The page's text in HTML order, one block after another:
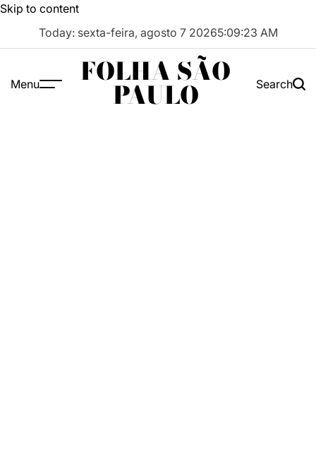
Skip to content
Today: sexta-feira, agosto 7 20265:09:24 AM
Menu FOLHA SÃO
PAULO Search